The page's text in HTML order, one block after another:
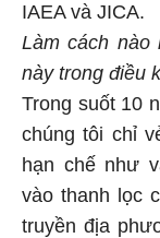
IAEA và JICA.
Làm cách nào
này trong điều
Trong suốt 10
chúng tôi chỉ
hạn chế như
vào thanh lọc
truyền địa